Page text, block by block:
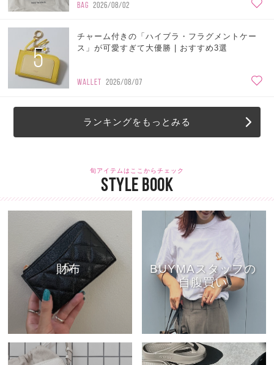
BAG 2026/08/02
5
チャーム付きの「ハイブラ・フラグメントケー
ス」が可愛すぎて大優勝 | おすすめ3選
WALLET 2026/08/07
ランキングをもっとみる
旬アイテムはここからチェック
STYLE BOOK
財布
BUYMAスタッフの
自腹買い